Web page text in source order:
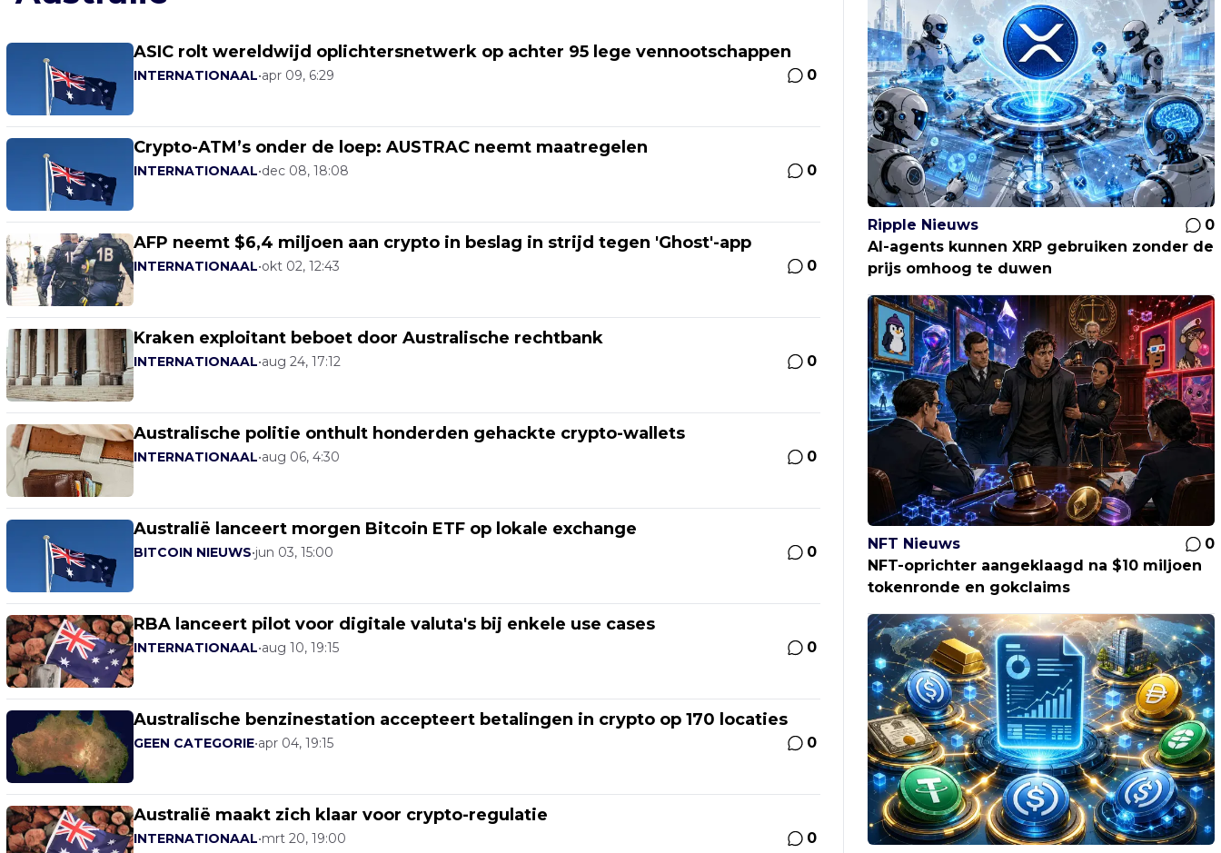
ASIC rolt wereldwijd oplichtersnetwerk op achter 95 lege vennootschappen
INTERNATIONAAL•apr 09, 6:29 0
Crypto-ATM’s onder de loep: AUSTRAC neemt maatregelen
INTERNATIONAAL•dec 08, 18:08 0
AFP neemt $6,4 miljoen aan crypto in beslag in strijd tegen 'Ghost'-app
INTERNATIONAAL•okt 02, 12:43 0
Kraken exploitant beboet door Australische rechtbank
INTERNATIONAAL•aug 24, 17:12 0
Australische politie onthult honderden gehackte crypto-wallets
INTERNATIONAAL•aug 06, 4:30 0
Australië lanceert morgen Bitcoin ETF op lokale exchange
BITCOIN NIEUWS•jun 03, 15:00 0
RBA lanceert pilot voor digitale valuta's bij enkele use cases
INTERNATIONAAL•aug 10, 19:15 0
Australische benzinestation accepteert betalingen in crypto op 170 locaties
GEEN CATEGORIE•apr 04, 19:15 0
Australië maakt zich klaar voor crypto-regulatie
INTERNATIONAAL•mrt 20, 19:00 0
Ripple Nieuws
0
AI-agents kunnen XRP gebruiken zonder de
prijs omhoog te duwen
NFT Nieuws
0
NFT-oprichter aangeklaagd na $10 miljoen
tokenronde en gokclaims